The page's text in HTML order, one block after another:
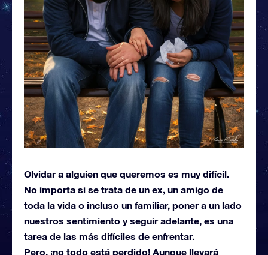
Olvidar a alguien que queremos es muy difícil.
No importa si se trata de un ex, un amigo de
toda la vida o incluso un familiar, poner a un lado
nuestros sentimiento y seguir adelante, es una
tarea de las más difíciles de enfrentar.
Pero, ¡no todo está perdido! Aunque llevará